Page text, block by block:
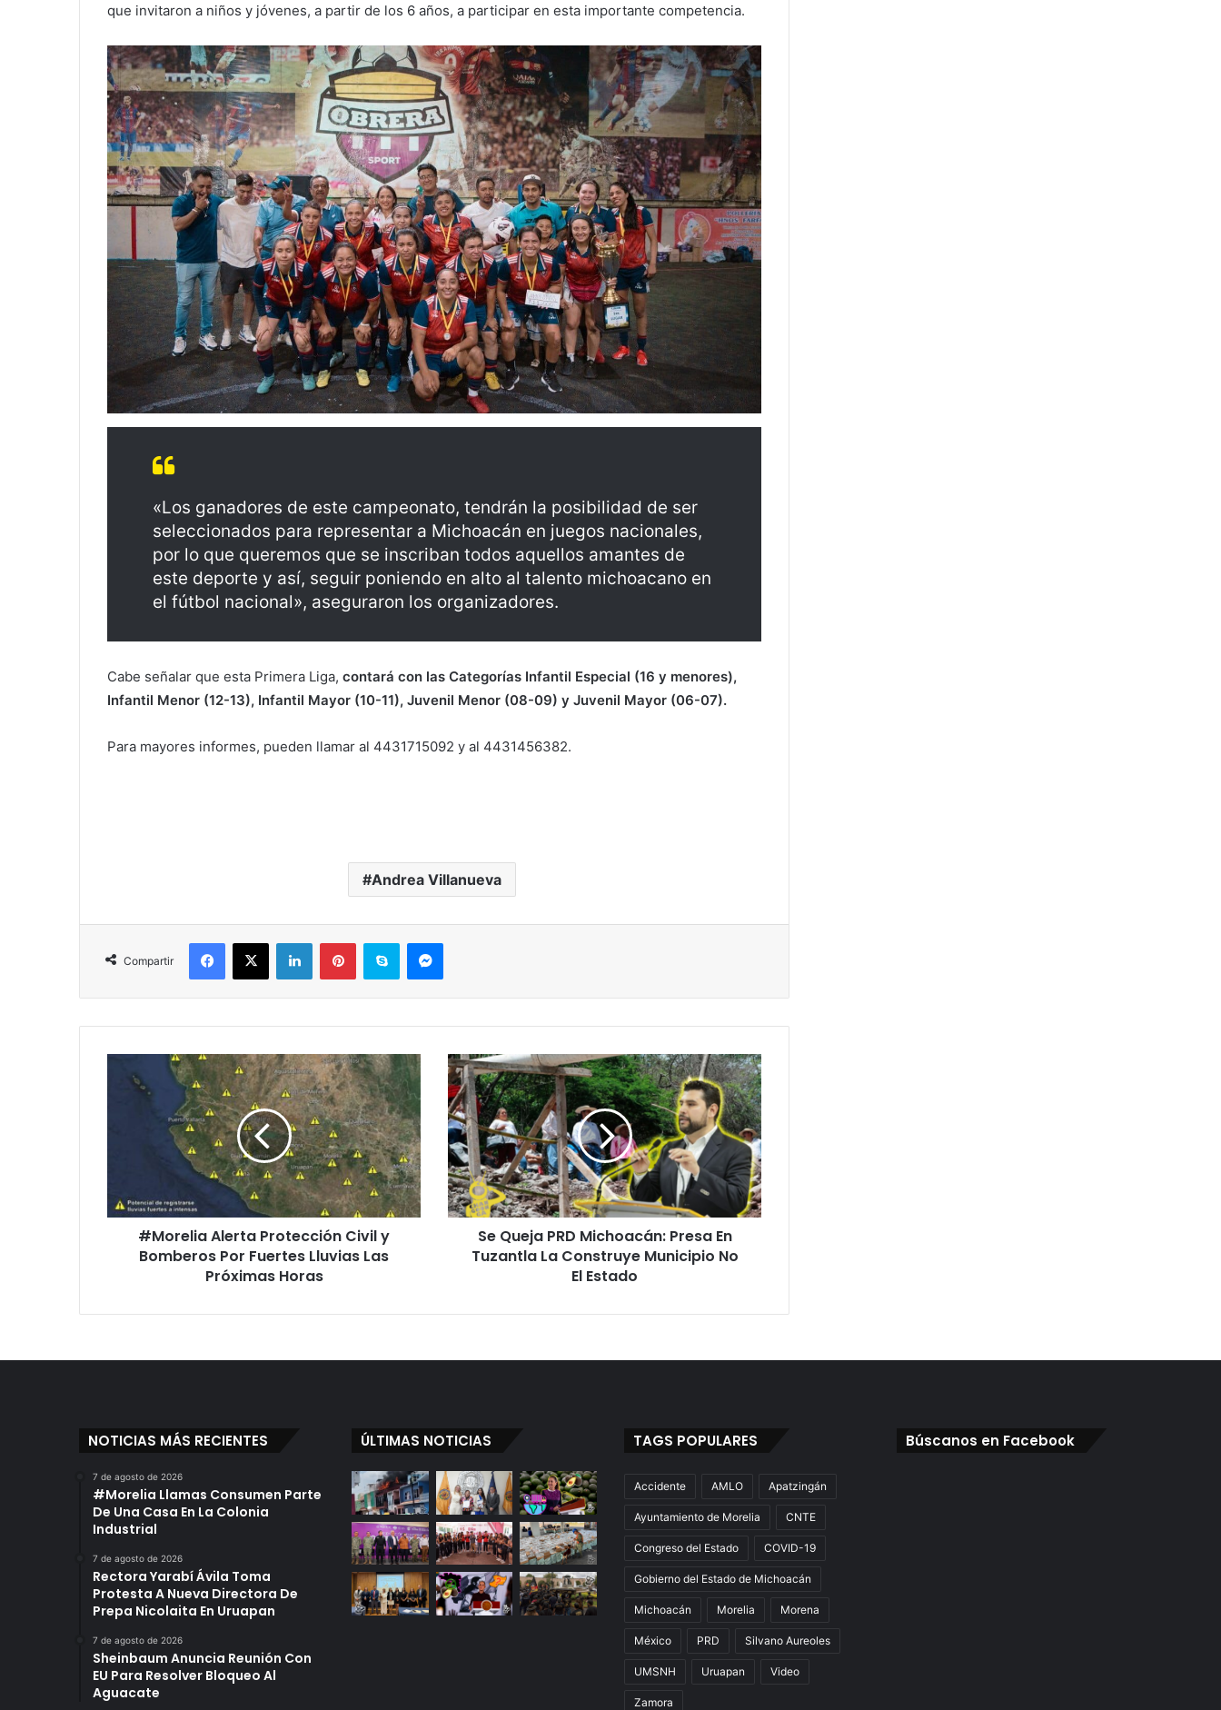
que invitaron a niños y jóvenes, a partir de los 6 años, a participar en esta importante competencia.
«Los ganadores de este campeonato, tendrán la posibilidad de ser
seleccionados para representar a Michoacán en juegos nacionales,
por lo que queremos que se inscriban todos aquellos amantes de
este deporte y así, seguir poniendo en alto al talento michoacano en
el fútbol nacional», aseguraron los organizadores.
Cabe señalar que esta Primera Liga, contará con las Categorías Infantil Especial (16 y menores),
Infantil Menor (12-13), Infantil Mayor (10-11), Juvenil Menor (08-09) y Juvenil Mayor (06-07).
Para mayores informes, pueden llamar al 4431715092 y al 4431456382.
Andrea Villanueva
Compartir
Facebook
X LinkedInPinterestSkype Messenger
Alerta
Fuertes
Lluvias
Próximas
#Morelia Alerta Protección Civil y
Bomberos Por Fuertes Lluvias Las
Próximas Horas
Se
Queja
PRD
Michoacán:
Presa
En
Tuzantla
La
Construye
MunicipioSe Queja PRD Michoacán: Presa En
Tuzantla La Construye Municipio No
El Estado
NOTICIAS MÁS RECIENTES
7 de agosto de 2026
#Morelia Llamas Consumen Parte
De Una Casa En La Colonia
Industrial
7 de agosto de 2026
Rectora Yarabí Ávila Toma
Protesta A Nueva Directora De
Prepa Nicolaita En Uruapan
7 de agosto de 2026
Sheinbaum Anuncia Reunión Con
EU Para Resolver Bloqueo Al
Aguacate
ÚLTIMAS NOTICIAS TAGS POPULARES
Accidente AMLO Apatzingán
Ayuntamiento de Morelia CNTE
Congreso del Estado COVID-19
Gobierno del Estado de Michoacán
Michoacán Morelia Morena
México PRD Silvano Aureoles
UMSNH Uruapan Video
Zamora
Búscanos en Facebook